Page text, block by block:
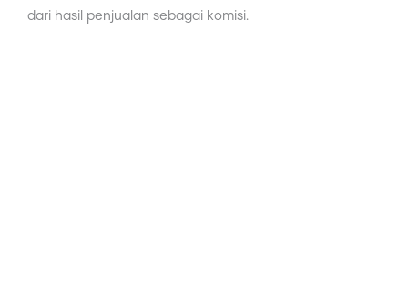
dari hasil penjualan sebagai komisi.